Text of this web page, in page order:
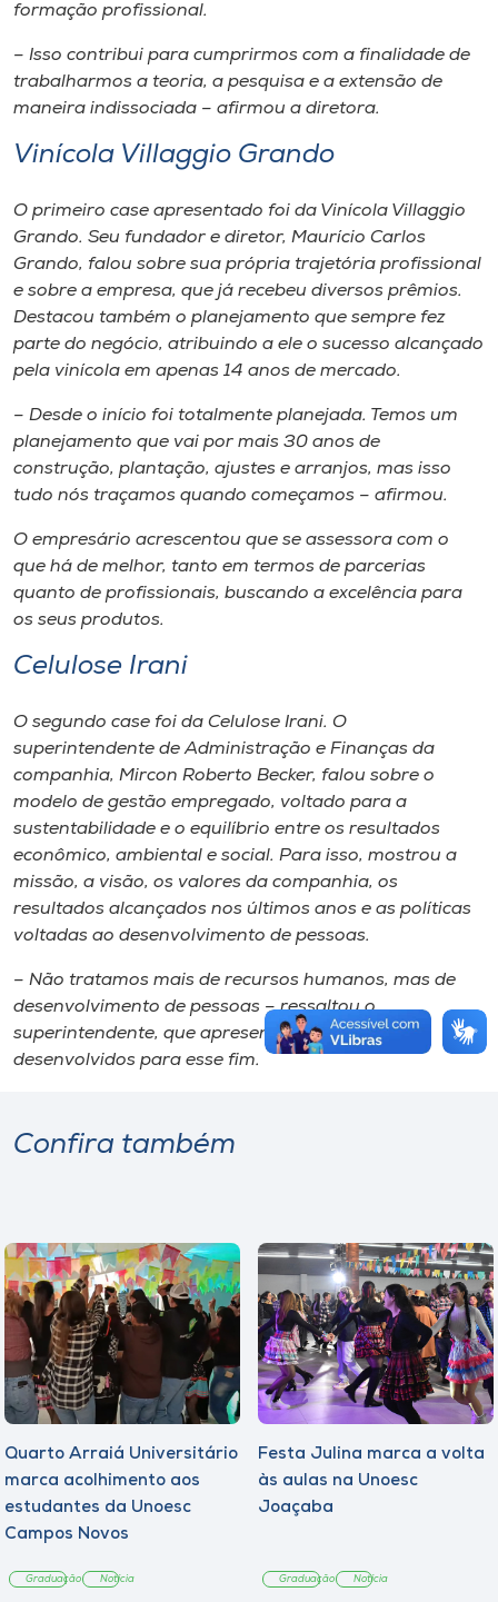
formação profissional.
– Isso contribui para cumprirmos com a finalidade de
trabalharmos a teoria, a pesquisa e a extensão de
maneira indissociada – afirmou a diretora.
Vinícola Villaggio Grando
O primeiro case apresentado foi da Vinícola Villaggio
Grando. Seu fundador e diretor, Maurício Carlos
Grando, falou sobre sua própria trajetória profissional
e sobre a empresa, que já recebeu diversos prêmios.
Destacou também o planejamento que sempre fez
parte do negócio, atribuindo a ele o sucesso alcançado
pela vinícola em apenas 14 anos de mercado.
– Desde o início foi totalmente planejada. Temos um
planejamento que vai por mais 30 anos de
construção, plantação, ajustes e arranjos, mas isso
tudo nós traçamos quando começamos – afirmou.
O empresário acrescentou que se assessora com o
que há de melhor, tanto em termos de parcerias
quanto de profissionais, buscando a excelência para
os seus produtos.
Celulose Irani
O segundo case foi da Celulose Irani. O
superintendente de Administração e Finanças da
companhia, Mircon Roberto Becker, falou sobre o
modelo de gestão empregado, voltado para a
sustentabilidade e o equilíbrio entre os resultados
econômico, ambiental e social. Para isso, mostrou a
missão, a visão, os valores da companhia, os
resultados alcançados nos últimos anos e as políticas
voltadas ao desenvolvimento de pessoas.
– Não tratamos mais de recursos humanos, mas de
desenvolvimento de pessoas – ressaltou o
superintendente, que apresentou os programas
desenvolvidos para esse fim.
Confira também
Quarto Arraiá Universitário
marca acolhimento aos
estudantes da Unoesc
Campos Novos
Graduação Notícia
Festa Julina marca a volta
às aulas na Unoesc
Joaçaba
Graduação Notícia